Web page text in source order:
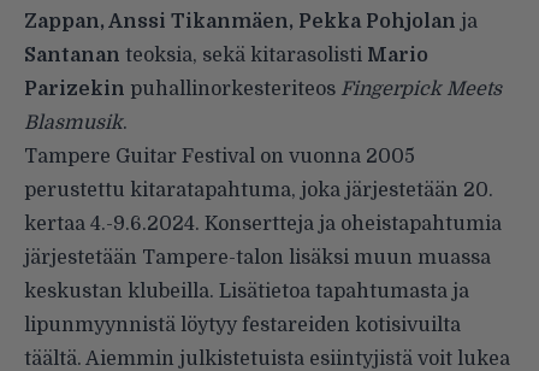
Zappan, Anssi Tikanmäen, Pekka Pohjolan ja
Santanan teoksia, sekä kitarasolisti Mario
Parizekin puhallinorkesteriteos Fingerpick Meets
Blasmusik.
Tampere Guitar Festival on vuonna 2005
perustettu kitaratapahtuma, joka järjestetään 20.
kertaa 4.-9.6.2024. Konsertteja ja oheistapahtumia
järjestetään Tampere-talon lisäksi muun muassa
keskustan klubeilla. Lisätietoa tapahtumasta ja
lipunmyynnistä löytyy festareiden kotisivuilta
täältä. Aiemmin julkistetuista esiintyjistä voit lukea